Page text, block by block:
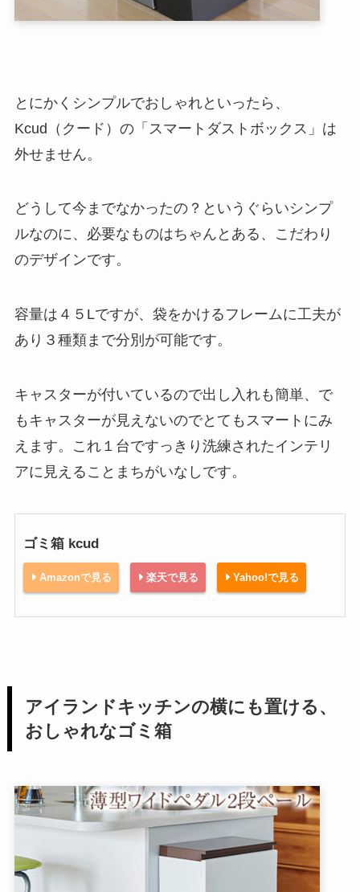
とにかくシンプルでおしゃれといったら、
Kcud（クード）の「スマートダストボックス」は
外せません。
どうして今までなかったの？というぐらいシンプ
ルなのに、必要なものはちゃんとある、こだわり
のデザインです。
容量は４５Lですが、袋をかけるフレームに工夫が
あり３種類まで分別が可能です。
キャスターが付いているので出し入れも簡単、で
もキャスターが見えないのでとてもスマートにみ
えます。これ１台ですっきり洗練されたインテリ
アに見えることまちがいなしです。
ゴミ箱 kcud
Amazonで見る 楽天で見る Yahoo!で見る
アイランドキッチンの横にも置ける、
おしゃれなゴミ箱